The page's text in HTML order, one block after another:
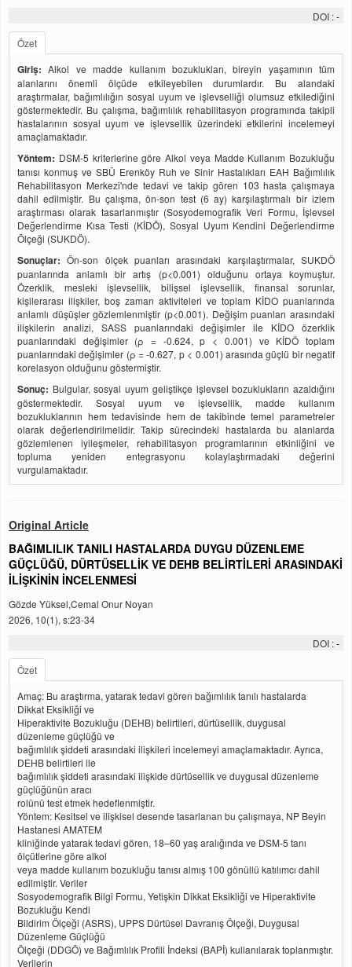
DOI :-
Özet
Giriş:Alkol ve madde kullanım bozuklukları, bireyin yaşamının tüm
alanlarını önemli ölçüde etkileyebilen durumlardır. Bu alandaki
araştırmalar, bağımlılığın sosyal uyum ve işlevselliği olumsuz etkilediğini
göstermektedir. Bu çalışma, bağımlılık rehabilitasyon programında takipli
hastalarının sosyal uyum ve işlevsellik üzerindeki etkilerini incelemeyi
amaçlamaktadır.
Yöntem: DSM-5 kriterlerine göre Alkol veya Madde Kullanım Bozukluğu
tanısı konmuş ve SBÜ Erenköy Ruh ve Sinir Hastalıkları EAH Bağımlılık
Rehabilitasyon Merkezi'nde tedavi ve takip gören 103 hasta çalışmaya
dahil edilmiştir. Bu çalışma, ön-son test (6 ay) karşılaştırmalı bir izlem
araştırması olarak tasarlanmıştır (Sosyodemografik Veri Formu, İşlevsel
Değerlendirme Kısa Testi (KİDÖ), Sosyal Uyum Kendini Değerlendirme
Ölçeği (SUKDÖ).
Sonuçlar:Ön-son ölçek puanları arasındaki karşılaştırmalar, SUKDÖ
puanlarında anlamlı bir artış (p<0.001) olduğunu ortaya koymuştur.
Özerklik, mesleki işlevsellik, bilişsel işlevsellik, finansal sorunlar,
kişilerarası ilişkiler, boş zaman aktiviteleri ve toplam KİDO puanlarında
anlamlı düşüşler gözlemlenmiştir (p<0.001). Değişim puanları arasındaki
ilişkilerin analizi, SASS puanlarındaki değişimler ile KİDO özerklik
puanlarındaki değişimler (ρ = -0.624, p < 0.001) ve KİDÖ toplam
puanlarındaki değişimler (ρ = -0.627, p < 0.001) arasında güçlü bir negatif
korelasyon olduğunu göstermiştir.
Sonuç: Bulgular, sosyal uyum geliştikçe işlevsel bozuklukların azaldığını
göstermektedir. Sosyal uyum ve işlevsellik, madde kullanım
bozukluklarının hem tedavisinde hem de takibinde temel parametreler
olarak değerlendirilmelidir. Takip sürecindeki hastalarda bu alanlarda
gözlemlenen iyileşmeler, rehabilitasyon programlarının etkinliğini ve
topluma yeniden entegrasyonu kolaylaştırmadaki değerini
vurgulamaktadır.
Original Article
BAĞIMLILIK TANILI HASTALARDA DUYGU DÜZENLEME
GÜÇLÜĞÜ, DÜRTÜSELLİK VE DEHB BELİRTİLERİ ARASINDAKİ
İLİŞKİNİN İNCELENMESİ
Gözde Yüksel,Cemal Onur Noyan
2026, 10(1), s:23-34
DOI :-
Özet
Amaç: Bu araştırma, yatarak tedavi gören bağımlılık tanılı hastalarda
Dikkat Eksikliği ve
Hiperaktivite Bozukluğu (DEHB) belirtileri, dürtüsellik, duygusal
düzenleme güçlüğü ve
bağımlılık şiddeti arasındaki ilişkileri incelemeyi amaçlamaktadır. Ayrıca,
DEHB belirtileri ile
bağımlılık şiddeti arasındaki ilişkide dürtüsellik ve duygusal düzenleme
güçlüğünün aracı
rolünü test etmek hedeflenmiştir.
Yöntem: Kesitsel ve ilişkisel desende tasarlanan bu çalışmaya, NP Beyin
Hastanesi AMATEM
kliniğinde yatarak tedavi gören, 18–60 yaş aralığında ve DSM-5 tanı
ölçütlerine göre alkol
veya madde kullanım bozukluğu tanısı almış 100 gönüllü katılımcı dahil
edilmiştir. Veriler
Sosyodemografik Bilgi Formu, Yetişkin Dikkat Eksikliği ve Hiperaktivite
Bozukluğu Kendi
Bildirim Ölçeği (ASRS), UPPS Dürtüsel Davranış Ölçeği, Duygusal
Düzenleme Güçlüğü
Ölçeği (DDGÖ) ve Bağımlılık Profili İndeksi (BAPİ) kullanılarak toplanmıştır.
Verilerin